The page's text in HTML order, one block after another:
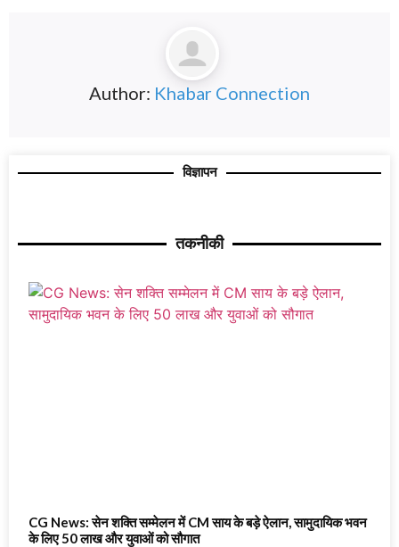
Author: Khabar Connection
विज्ञापन
तकनीकी
CG News: सेन शक्ति सम्मेलन में CM साय के बड़े ऐलान, सामुदायिक भवन
के लिए 50 लाख और युवाओं को सौगात